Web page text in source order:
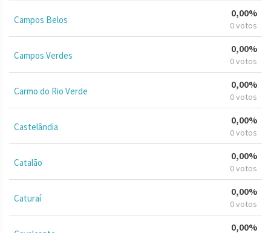
Campos Belos
0,00%
0 votos
Campos Verdes
0,00%
0 votos
Carmo do Rio Verde
0,00%
0 votos
Castelândia
0,00%
0 votos
Catalão
0,00%
0 votos
Caturaí
0,00%
0 votos
0,00%